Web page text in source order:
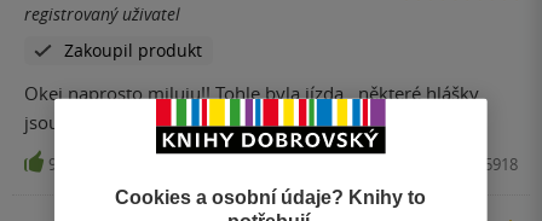
registrovaný uživatel
Zakoupil produkt
Okej naprosto miluju!! Tohle byla jízda.. některé hlášky
jsou opravdu nezapomenuelné.
9 Kniha, Cornerstone, 2024, 9781804955918
Cookies a osobní údaje? Knihy to